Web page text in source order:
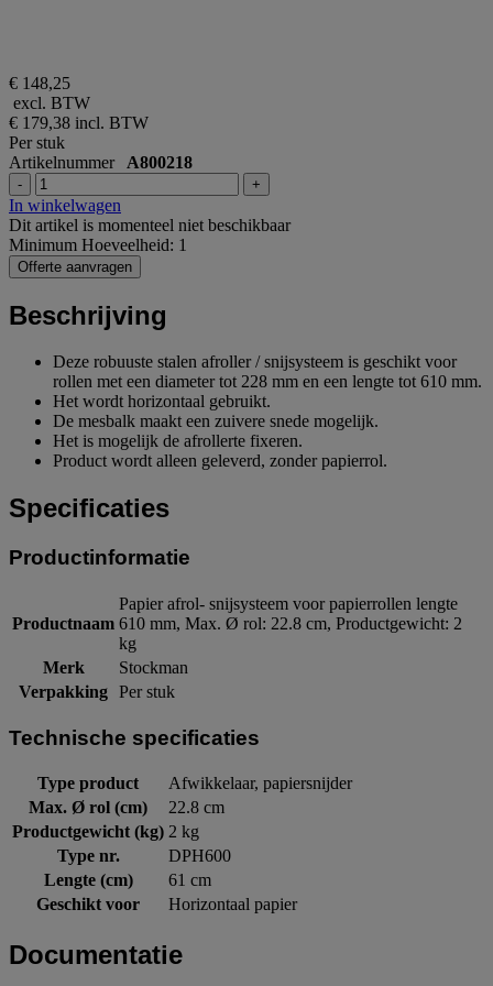
€ 148,25
excl. BTW
€ 179,38 incl. BTW
Per stuk
Artikelnummer A800218
- +
In winkelwagen
Dit artikel is momenteel niet beschikbaar
Minimum Hoeveelheid: 1
Offerte aanvragen
Beschrijving
Deze robuuste stalen afroller / snijsysteem is geschikt voor
rollen met een diameter tot 228 mm en een lengte tot 610 mm.
Het wordt horizontaal gebruikt.
De mesbalk maakt een zuivere snede mogelijk.
Het is mogelijk de afrollerte fixeren.
Product wordt alleen geleverd, zonder papierrol.
Specificaties
Productinformatie
Productnaam
Papier afrol- snijsysteem voor papierrollen lengte
610 mm, Max. Ø rol: 22.8 cm, Productgewicht: 2
kg
Merk
Stockman
Verpakking Per stuk
Technische specificaties
Type product
Afwikkelaar, papiersnijder
Max. Ø rol (cm)
22.8 cm
Productgewicht (kg) 2 kg
Type nr.
DPH600
Lengte (cm)
61 cm
Geschikt voor
Horizontaal papier
Documentatie